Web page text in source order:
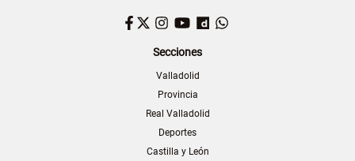
Facebook
TwitterInstagram
YouTubeDailymotion
Secciones
Valladolid
Provincia
Real Valladolid
Deportes
Castilla y León